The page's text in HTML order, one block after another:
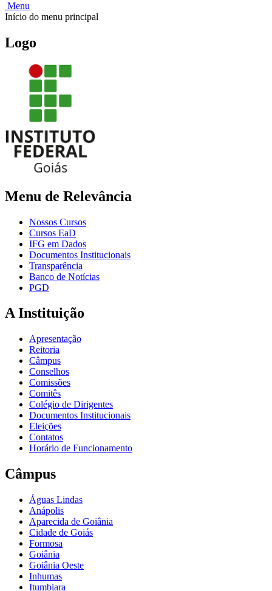
Menu
Início do menu principal
Logo
Menu de Relevância
Nossos Cursos
Cursos EaD
IFG em Dados
Documentos Institucionais
Transparência
Banco de Notícias
PGD
A Instituição
Apresentação
Reitoria
Câmpus
Conselhos
Comissões
Comitês
Colégio de Dirigentes
Documentos Institucionais
Eleições
Contatos
Horário de Funcionamento
Câmpus
Águas Lindas
Anápolis
Aparecida de Goiânia
Cidade de Goiás
Formosa
Goiânia
Goiânia Oeste
Inhumas
Itumbiara